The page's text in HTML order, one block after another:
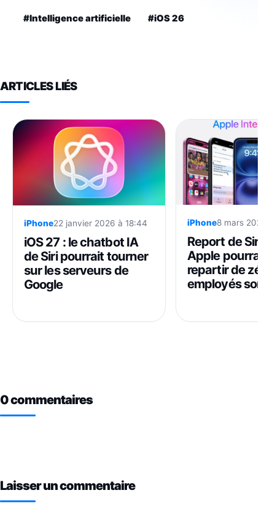
#Intelligence artificielle #iOS 26
ARTICLES LIÉS
iPhone22 janvier 2026 à 18:44
iOS 27 : le chatbot IA
de Siri pourrait tourner
sur les serveurs de
Google
iPhone8 mars 2025
Report de Siri
Apple pourrait
repartir de
employés sont
0 commentaires
Laisser un commentaire